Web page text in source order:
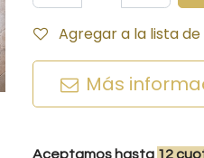
Agregar a la lista de
Más
Aceptamos hasta 12